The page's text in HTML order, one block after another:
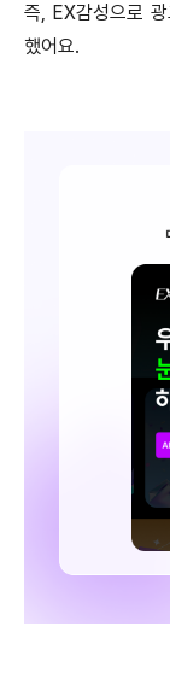
즉, EX감성으로
했어요.